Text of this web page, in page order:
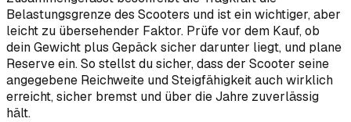
Belastungsgrenze des Scooters und ist ein wichtiger, aber
leicht zu übersehender Faktor. Prüfe vor dem Kauf, ob
dein Gewicht plus Gepäck sicher darunter liegt, und plane
Reserve ein. So stellst du sicher, dass der Scooter seine
angegebene Reichweite und Steigfähigkeit auch wirklich
erreicht, sicher bremst und über die Jahre zuverlässig
hält.